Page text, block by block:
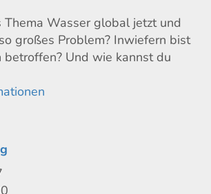
Thema Wasser global jetzt und
großes Problem? Inwiefern bist
betroffen? Und wie kannst du